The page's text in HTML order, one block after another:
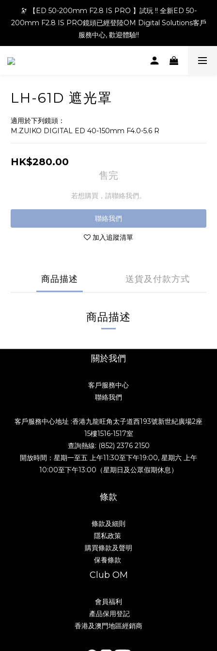
🔭 【ED 50-200mm F2.8 IS PRO 】試玩 !! 全新ED 50-
200mm F2.8 IS PRO鏡頭已經登陸OM Digital Solutions客戶
服務中心, 歡迎體驗!!
LH-61D 遮光罩
適用於下列鏡頭：
M.ZUIKO DIGITAL ED 40-150mm F4.0-5.6 R
HK$280.00
售完
若想購買，請聯絡我們。
聯絡我們
加入追蹤清單
商品描述 送貨及付款方式
商品描述
關於我們
客戶服務中心
聯絡我們
客戶服務中心地址 :香港九龍旺角太子道西193號新世紀廣場2座
15樓1516-1517室
查詢熱線: (852) 2376 2150
開放時間：星期一至五 上午11:30至下午19:00, 星期六 上午
10:00至下午13:00（星期日及公眾假期休息）
條款
條款及細則
隱私政策
購買條款及聲明
保養條款
Club OM
會員福利
產品保用登記
香港及澳門地區經銷商